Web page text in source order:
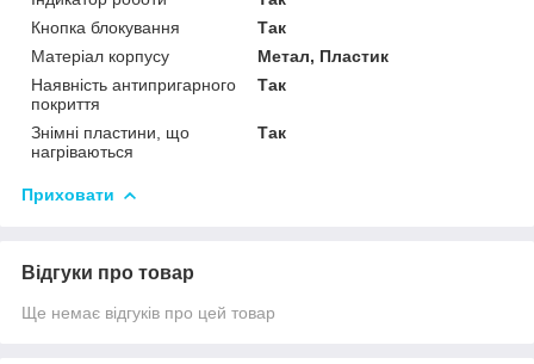
Кнопка блокування
Так
Матеріал корпусу
Метал, Пластик
Наявність антипригарного
покриття
Так
Знімні пластини, що
нагріваються
Так
Приховати
Відгуки про товар
Ще немає відгуків про цей товар